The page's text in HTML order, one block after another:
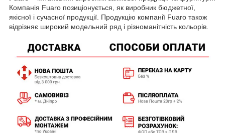
Компанія Fuaro позиціонується, як виробник бюджетної,
якісної і сучасної продукції. Продукцію компанії Fuaro також
відрізняє широкий модельний ряд і різноманітність кольорів.